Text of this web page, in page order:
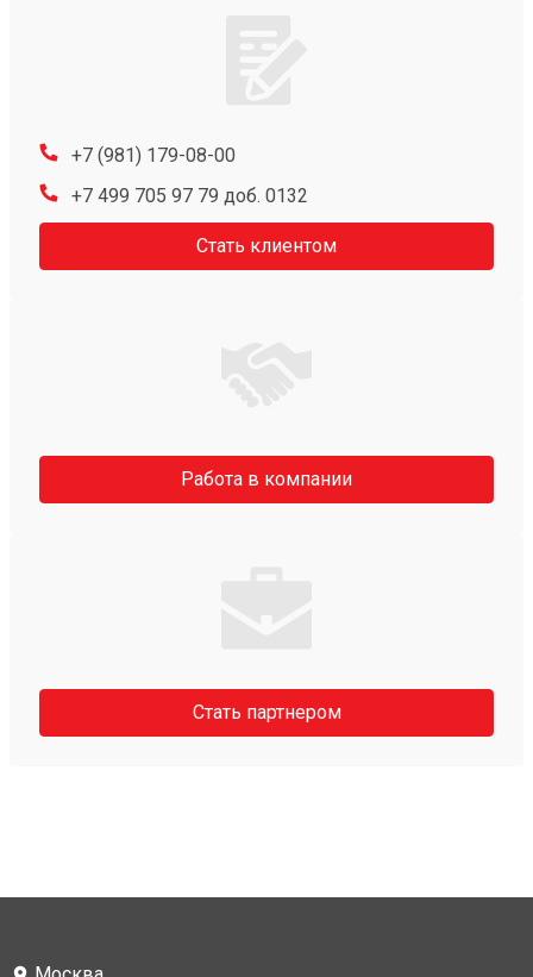
+7 (981) 179-08-00
+7 499 705 97 79 доб. 0132
Стать клиентом
Работа в компании
Стать партнером